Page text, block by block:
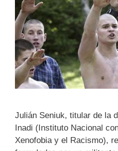
Julián Seniuk, titular de la
Inadi (Instituto Nacional
Xenofobia y el Racismo),